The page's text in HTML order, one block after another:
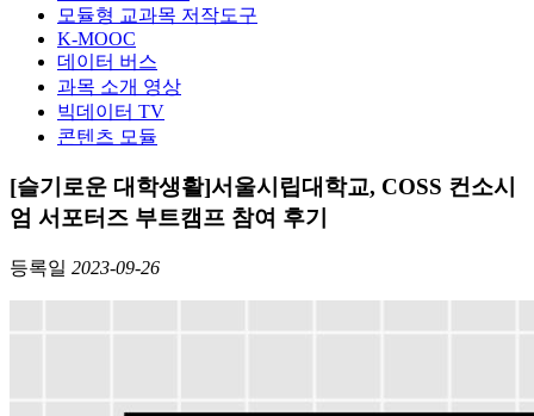
모듈형 교과목 저작도구
K-MOOC
데이터 버스
과목 소개 영상
빅데이터 TV
콘텐츠 모듈
[슬기로운 대학생활]서울시립대학교, COSS 컨소시
엄 서포터즈 부트캠프 참여 후기
등록일 2023-09-26